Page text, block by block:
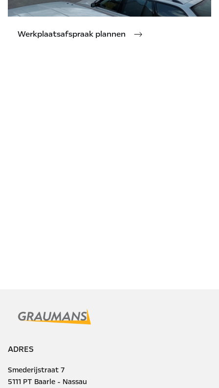
Werkplaatsafspraak plannen
ADRES
Smederijstraat 7
5111 PT Baarle - Nassau